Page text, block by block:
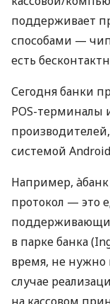
поддерживает
способами —
есть
Сегодня банки
POS-терминалы
системой
Например, àбанк
протокол — это
в парке банка
время, не нужно
случае